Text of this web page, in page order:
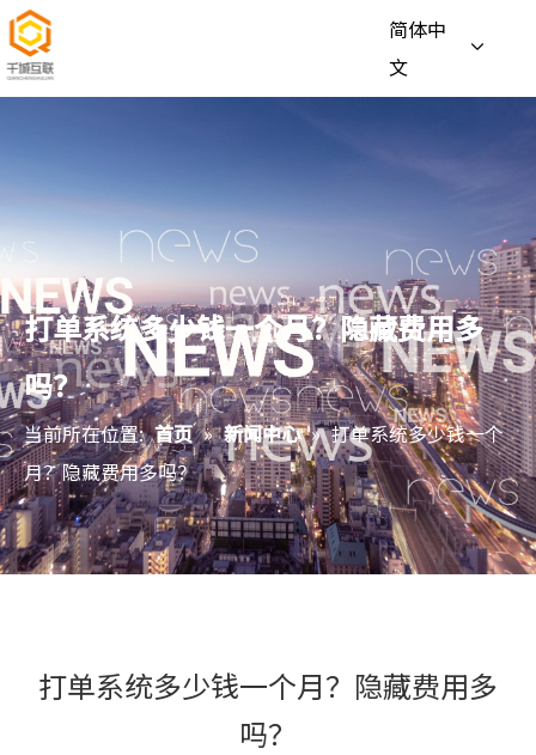
简体中
文
打单系统多少钱一个月？隐藏费用多
吗？
当前所在位置: 首页 » 新闻中心 » 打单系统多少钱一个
月？隐藏费用多吗？
打单系统多少钱一个月？隐藏费用多
吗？